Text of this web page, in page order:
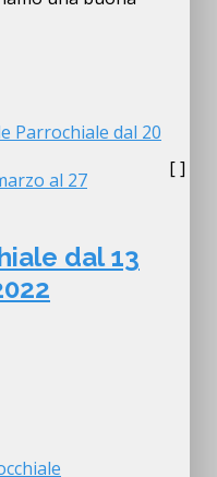
al 27
[ ]
dal 13